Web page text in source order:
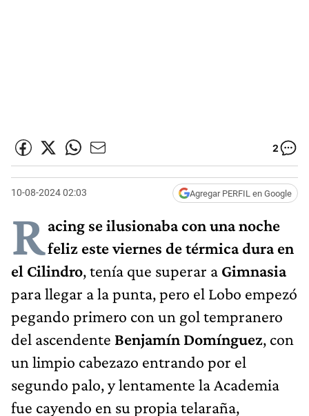
2
10-08-2024 02:03 Agregar PERFIL en Google
Racing se ilusionaba con una noche
feliz este viernes de térmica dura en
el Cilindro, tenía que superar a Gimnasia
para llegar a la punta, pero el Lobo empezó
pegando primero con un gol tempranero
del ascendente Benjamín Domínguez, con
un limpio cabezazo entrando por el
segundo palo, y lentamente la Academia
fue cayendo en su propia telaraña,